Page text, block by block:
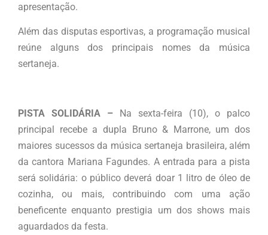
apresentação.
Além das disputas esportivas, a programação musical
reúne alguns dos principais nomes da música
sertaneja.
PISTA SOLIDÁRIA – Na sexta-feira (10), o palco
principal recebe a dupla Bruno & Marrone, um dos
maiores sucessos da música sertaneja brasileira, além
da cantora Mariana Fagundes. A entrada para a pista
será solidária: o público deverá doar 1 litro de óleo de
cozinha, ou mais, contribuindo com uma ação
beneficente enquanto prestigia um dos shows mais
aguardados da festa.